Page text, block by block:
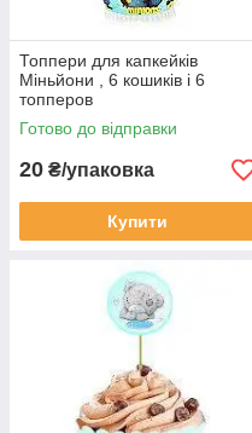
Топпери для капкейків
Міньйони , 6 кошиків і 6
топперов
Готово до відправки
20 ₴/упаковка
Купити